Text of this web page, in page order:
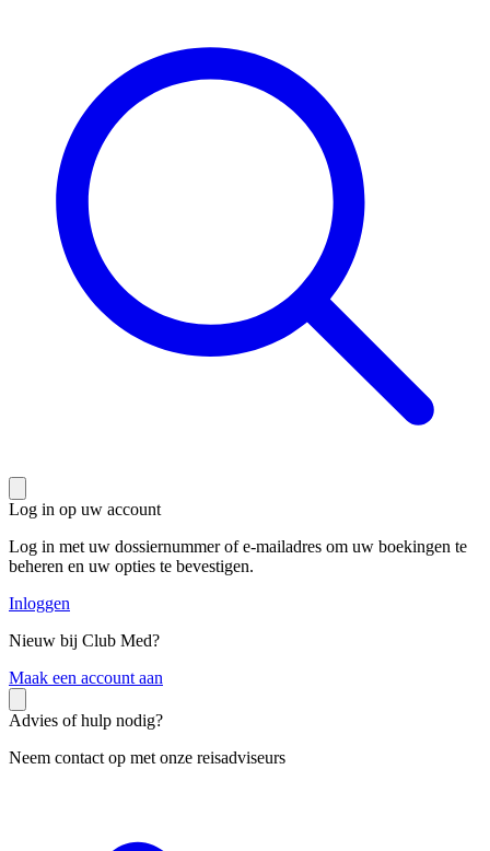
Log in op uw account
Log in met uw dossiernummer of e-mailadres om uw boekingen te
beheren en uw opties te bevestigen.
Inloggen
Nieuw bij Club Med?
Maak een account aan
Advies of hulp nodig?
Neem contact op met onze reisadviseurs